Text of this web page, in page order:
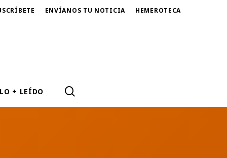
ENVÍANOS TU NOTICIA HEMEROTECA
LO + LEÍDO